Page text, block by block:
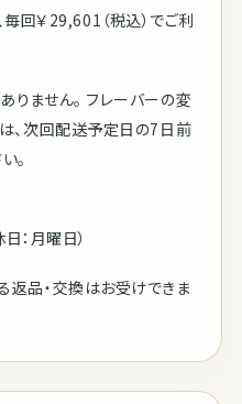
回￥29,601（税込）でご利
ません。 フレーバーの変
、次回配送予定日の7日前
。
：月曜日）
品・交換はお受けできま